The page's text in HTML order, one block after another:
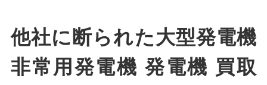
他社に断られた大型発電機
非常用発電機 発電機 買取